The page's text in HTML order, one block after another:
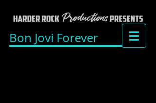
Bon Jovi Forever